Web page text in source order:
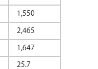
1,550
2,465
1,647
25.7